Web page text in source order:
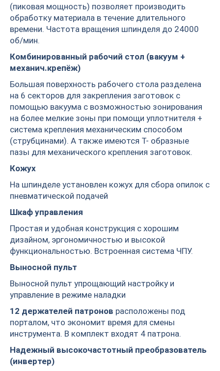
(пиковая мощность) позволяет производить
обработку материала в течение длительного
времени. Частота вращения шпинделя до 24000
об/мин.
Комбинированный рабочий стол (вакуум +
механич.крепёж)
Большая поверхность рабочего стола разделена
на 6 секторов для закрепления заготовок с
помощью вакуума с возможностью зонирования
на более мелкие зоны при помощи уплотнителя +
система крепления механическим способом
(струбцинами). А также имеются Т- образные
пазы для механического крепления заготовок.
Кожух
На шпинделе установлен кожух для сбора опилок с
пневматической подачей
Шкаф управления
Простая и удобная конструкция с хорошим
дизайном, эргономичностью и высокой
функциональностью. Встроенная система ЧПУ.
Выносной пульт
Выносной пульт упрощающий настройку и
управление в режиме наладки
12 держателей патронов расположены под
порталом, что экономит время для смены
инструмента. В комплект входят 4 патрона.
Надежный высокочастотный преобразователь
(инвертер)